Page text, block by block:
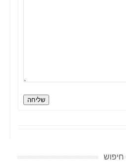
שליחה
חיפוש